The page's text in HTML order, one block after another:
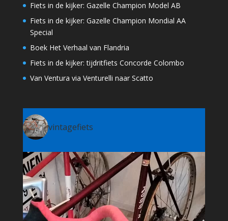
Fiets in de kijker: Gazelle Champion Model AB
Fiets in de kijker: Gazelle Champion Mondial AA
Special
Boek Het Verhaal van Flandria
Fiets in de kijker: tijdritfiets Concorde Colombo
Van Ventura via Venturelli naar Scatto
vintagefiets